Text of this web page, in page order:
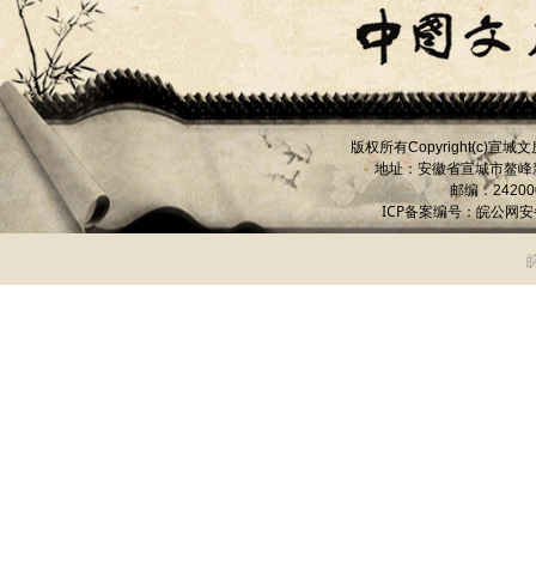
版权所有Copyright(c)宣城文
地址：安徽省宣城市鳌峰
邮编：
ICP备案编号： 皖公网